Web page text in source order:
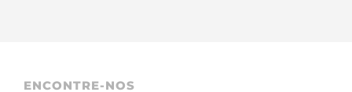
ENCONTRE-NOS